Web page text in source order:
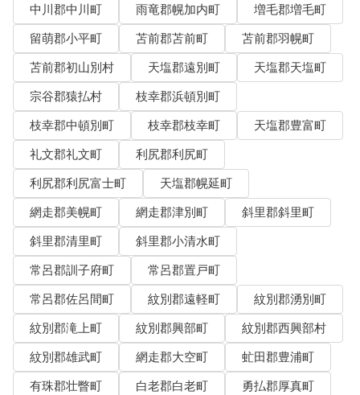
中川郡中川町
雨竜郡幌加内町
増毛郡増毛町
留萌郡小平町
苫前郡苫前町
苫前郡羽幌町
苫前郡初山別村
天塩郡遠別町
天塩郡天塩町
宗谷郡猿払村
枝幸郡浜頓別町
枝幸郡中頓別町
枝幸郡枝幸町
天塩郡豊富町
礼文郡礼文町
利尻郡利尻町
利尻郡利尻富士町
天塩郡幌延町
網走郡美幌町
網走郡津別町
斜里郡斜里町
斜里郡清里町
斜里郡小清水町
常呂郡訓子府町
常呂郡置戸町
常呂郡佐呂間町
紋別郡遠軽町
紋別郡湧別町
紋別郡滝上町
紋別郡興部町
紋別郡西興部村
紋別郡雄武町
網走郡大空町
虻田郡豊浦町
有珠郡壮瞥町
白老郡白老町
勇払郡厚真町